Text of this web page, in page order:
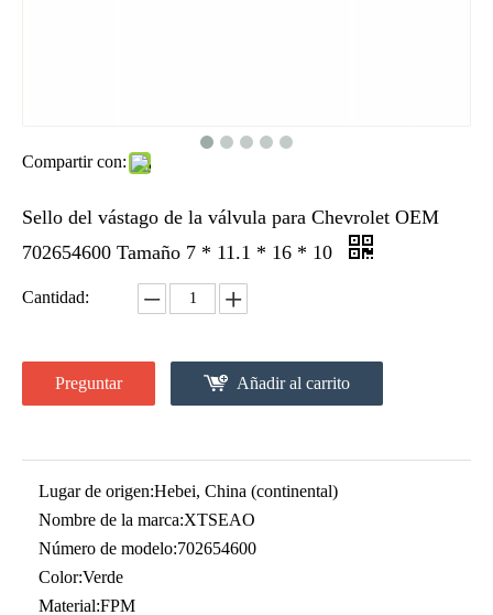
Compartir con:
Sello del vástago de la válvula para Chevrolet OEM
702654600 Tamaño 7 * 11.1 * 16 * 10
Cantidad:
Preguntar Añadir al carrito
Lugar de origen:Hebei, China (continental)
Nombre de la marca:XTSEAO
Número de modelo:702654600
Color:Verde
Material:FPM